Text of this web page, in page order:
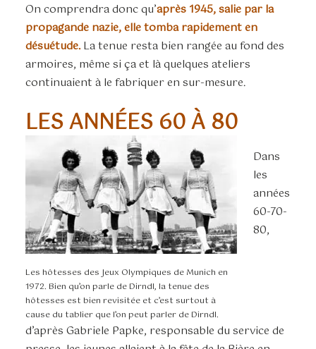
On comprendra donc qu’après 1945, salie par la
propagande nazie, elle tomba rapidement en
désuétude.La tenue resta bien rangée au fond des
armoires, même si ça et là quelques ateliers
continuaient à le fabriquer en sur-mesure.
LES ANNÉES 60 À 80
Les hôtesses des Jeux Olympiques de Munich en
1972. Bien qu’on parle de Dirndl, la tenue des
hôtesses est bien revisitée et c’est surtout à
cause du tablier que l’on peut parler de Dirndl.
Dans
les
années
60-70-
80,
d’après Gabriele Papke, responsable du service de